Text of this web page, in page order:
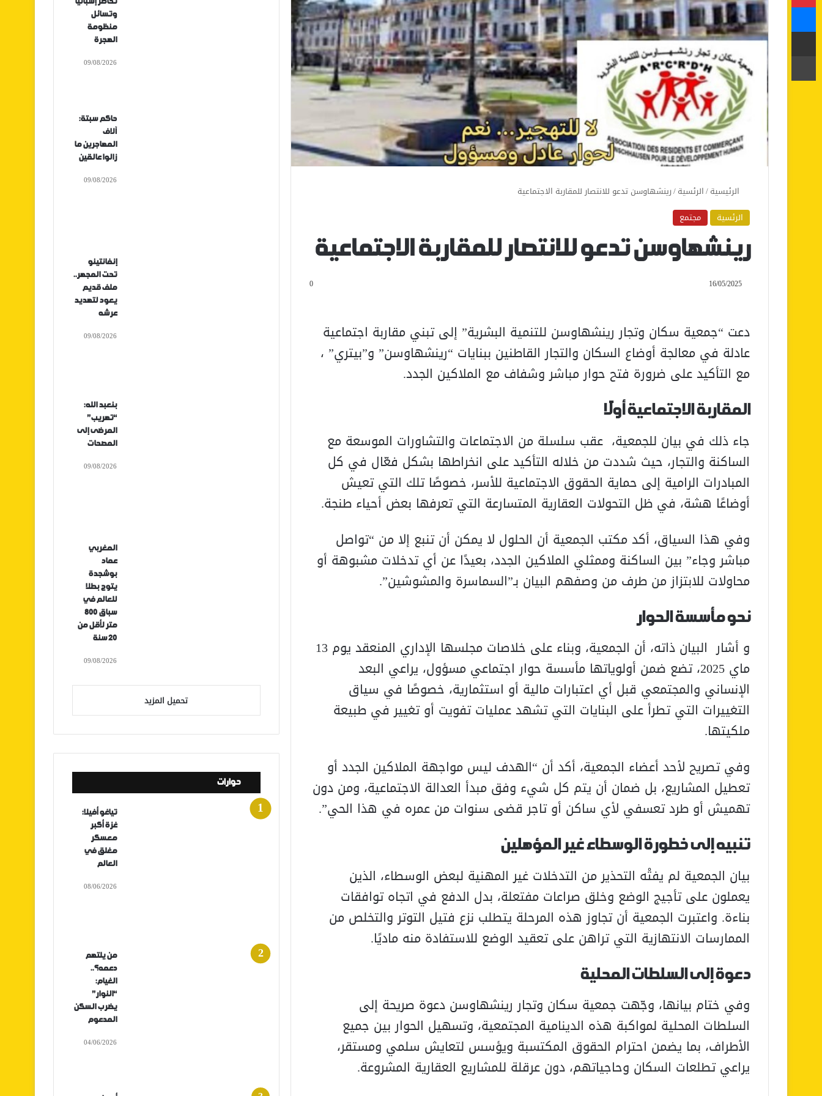
الرئيسية/الرئسية/رينشهاوسن تدعو للانتصار للمقاربة الاجتماعية
الرئسية
مجتمع
رينشهاوسن تدعو للانتصار للمقاربة الاجتماعية
16/05/2025
0
دعت “جمعية سكان وتجار رينشهاوسن للتنمية البشرية” إلى تبني مقاربة اجتماعية
عادلة في معالجة أوضاع السكان والتجار القاطنين ببنايات “رينشهاوسن” و”بيتري” ،
مع التأكيد على ضرورة فتح حوار مباشر وشفاف مع الملاكين الجدد.
المقاربة الاجتماعية أولًا
جاء ذلك في بيان للجمعية، عقب سلسلة من الاجتماعات والتشاورات الموسعة مع
الساكنة والتجار، حيث شددت من خلاله التأكيد على انخراطها بشكل فعّال في كل
المبادرات الرامية إلى حماية الحقوق الاجتماعية للأسر، خصوصًا تلك التي تعيش
أوضاعًا هشة، في ظل التحولات العقارية المتسارعة التي تعرفها بعض أحياء طنجة.
وفي هذا السياق، أكد مكتب الجمعية أن الحلول لا يمكن أن تنبع إلا من “تواصل
مباشر وجاء” بين الساكنة وممثلي الملاكين الجدد، بعيدًا عن أي تدخلات مشبوهة أو
محاولات للابتزاز من طرف من وصفهم البيان بـ”السماسرة والمشوشين”.
نحو مأسسة الحوار
و أشار البيان ذاته، أن الجمعية، وبناء على خلاصات مجلسها الإداري المنعقد يوم 13
ماي 2025، تضع ضمن أولوياتها مأسسة حوار اجتماعي مسؤول، يراعي البعد
الإنساني والمجتمعي قبل أي اعتبارات مالية أو استثمارية، خصوصًا في سياق
التغييرات التي تطرأ على البنايات التي تشهد عمليات تفويت أو تغيير في طبيعة
ملكيتها.
وفي تصريح لأحد أعضاء الجمعية، أكد أن “الهدف ليس مواجهة الملاكين الجدد أو
تعطيل المشاريع، بل ضمان أن يتم كل شيء وفق مبدأ العدالة الاجتماعية، ومن دون
تهميش أو طرد تعسفي لأي ساكن أو تاجر قضى سنوات من عمره في هذا الحي”.
تنبيه إلى خطورة الوسطاء غير المؤهلين
بيان الجمعية لم يفتْه التحذير من التدخلات غير المهنية لبعض الوسطاء، الذين
يعملون على تأجيج الوضع وخلق صراعات مفتعلة، بدل الدفع في اتجاه توافقات
بناءة. واعتبرت الجمعية أن تجاوز هذه المرحلة يتطلب نزع فتيل التوتر والتخلص من
الممارسات الانتهازية التي تراهن على تعقيد الوضع للاستفادة منه ماديًا.
دعوة إلى السلطات المحلية
وفي ختام بيانها، وجّهت جمعية سكان وتجار رينشهاوسن دعوة صريحة إلى
السلطات المحلية لمواكبة هذه الدينامية المجتمعية، وتسهيل الحوار بين جميع
الأطراف، بما يضمن احترام الحقوق المكتسبة ويؤسس لتعايش سلمي ومستقر،
يراعي تطلعات السكان وحاجياتهم، دون عرقلة للمشاريع العقارية المشروعة.
وتسائل
منظومة
الهجرة
09/08/2026
حاكم سبتة:
آلاف
المهاجرين ما
زالوا عالقين
09/08/2026
إنفانتينو
تحت المجهر..
ملف قديم
يعود لتهديد
عرشه
09/08/2026
بنعبد الله:
“تهريب”
المرضى إلى
المصحات
09/08/2026
المغربي
عماد
بوشجدة
يتوج بطلا
للعالم في
سباق 800
متر لأقل من
20 سنة
09/08/2026
تحميل المزيد
حوارات
تياغو أفيلا:
غزة أكبر
معسكر
مغلق في
العالم
08/06/2026
من يلتهم
دعمه؟..
الغيام:
“النوار”
يضرب السكن
المدعوم
04/06/2026